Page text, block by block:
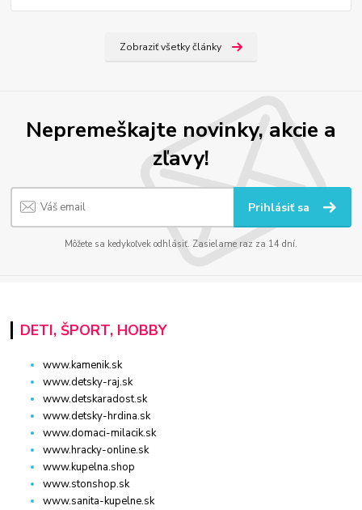
Zobraziť všetky články
Nepremeškajte novinky, akcie a
zľavy!
Prihlásiť sa
Môžete sa kedykoľvek odhlásiť. Zasielame raz za 14 dní.
DETI, ŠPORT, HOBBY
www.kamenik.sk
www.detsky-raj.sk
www.detskaradost.sk
www.detsky-hrdina.sk
www.domaci-milacik.sk
www.hracky-online.sk
www.kupelna.shop
www.stonshop.sk
www.sanita-kupelne.sk